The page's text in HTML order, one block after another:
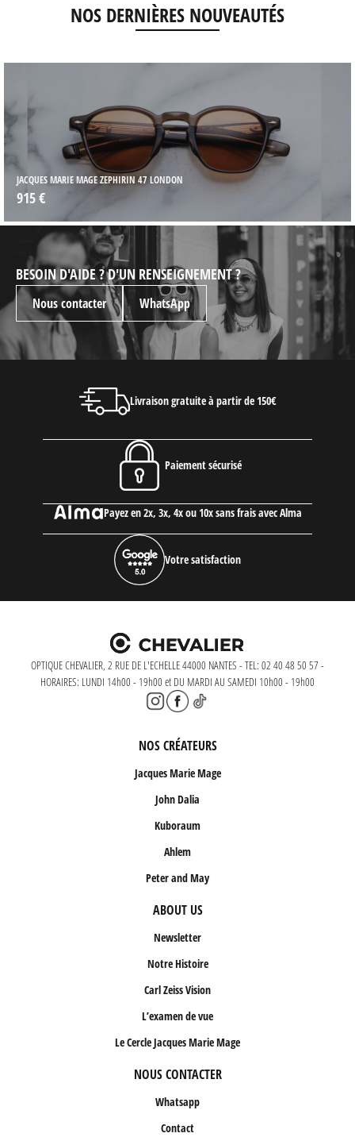
NOS DERNIÈRES NOUVEAUTÉS
JACQUES MARIE MAGE ZEPHIRIN 47 LONDON
915 €
BESOIN D'AIDE ? D'UN RENSEIGNEMENT ?
Nous contacter WhatsApp
Livraison gratuite à partir de 150€
Paiement sécurisé
Payez en 2x, 3x, 4x ou 10x sans frais avec Alma
Votre satisfaction
OPTIQUE CHEVALIER, 2 RUE DE L'ECHELLE 44000 NANTES - TEL: 02 40 48 50 57 -
HORAIRES: LUNDI 14h00 - 19h00 et DU MARDI AU SAMEDI 10h00 - 19h00
NOS CRÉATEURS
Jacques Marie Mage
John Dalia
Kuboraum
Ahlem
Peter and May
ABOUT US
Newsletter
Notre Histoire
Carl Zeiss Vision
L’examen de vue
Le Cercle Jacques Marie Mage
NOUS CONTACTER
Whatsapp
Contact